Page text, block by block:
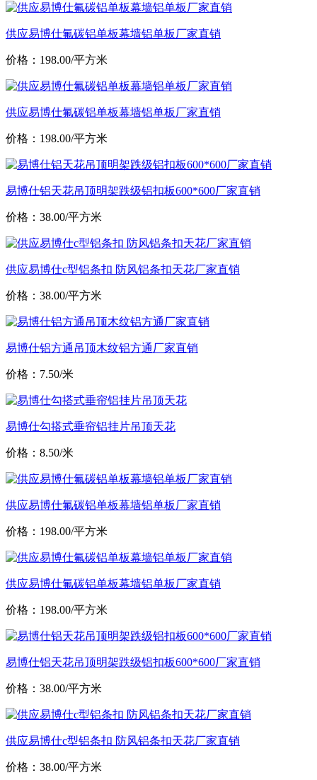
供应易博仕氟碳铝单板幕墙铝单板厂家直销
价格：198.00/平方米
供应易博仕氟碳铝单板幕墙铝单板厂家直销
价格：198.00/平方米
易博仕铝天花吊顶明架跌级铝扣板600*600厂家直销
价格：38.00/平方米
供应易博仕c型铝条扣 防风铝条扣天花厂家直销
价格：38.00/平方米
易博仕铝方通吊顶木纹铝方通厂家直销
价格：7.50/米
易博仕勾搭式垂帘铝挂片吊顶天花
价格：8.50/米
供应易博仕氟碳铝单板幕墙铝单板厂家直销
价格：198.00/平方米
供应易博仕氟碳铝单板幕墙铝单板厂家直销
价格：198.00/平方米
易博仕铝天花吊顶明架跌级铝扣板600*600厂家直销
价格：38.00/平方米
供应易博仕c型铝条扣 防风铝条扣天花厂家直销
价格：38.00/平方米